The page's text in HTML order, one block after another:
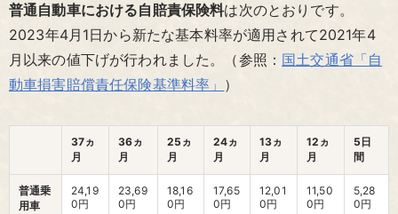
普通自動車における自賠責保険料は次のとおりです。
2023年4月1日から新たな基本料率が適用されて2021年4
月以来の値下げが行われました。（参照： 国土交通省「自
動車損害賠償責任保険基準料率」 ）
37ヵ
月
36ヵ
月
25ヵ
月
24ヵ
月
13ヵ
月
12ヵ
月
5日
間
普通乗
用車
24,19
0円
23,69
0円
18,16
0円
17,65
0円
12,01
0円
11,50
0円
5,28
0円